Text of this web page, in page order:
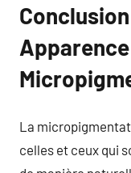
La
celles et ceux qui